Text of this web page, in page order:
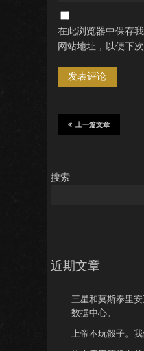
在此浏览器中保存
网站地址，以便下次
上一篇文章
搜索
近期文章
三星和莫斯泰里
数据中心。
上帝不玩骰子。我